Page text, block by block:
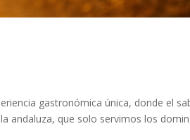
gastronómica única, donde el
andaluza, que solo servimos los